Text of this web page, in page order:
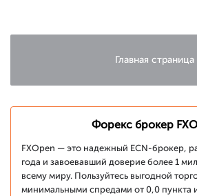
Главная страница
Форекс брокер
FXOpen — это надежный ECN-брокер,
года и завоевавший доверие более 1
всему миру. Пользуйтесь выгодной
минимальными спредами от 0,0 пункта